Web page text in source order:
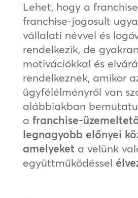
Lehet, hogy a
franchise-jogosult
vállalati névvel és
rendelkezik, de
motivációkkal és
rendelkeznek, amikor
ügyfélélményről van
alábbiakban
a franchise-
legnagyobb előnyei
amelyeket a velünk
együttműködéssel